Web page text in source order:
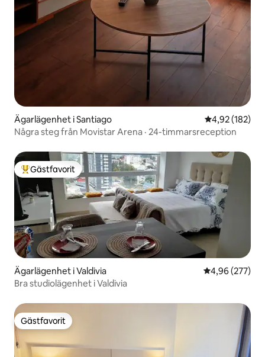
Ägarlägenhet i Santiago 4,92 av 5 i
4,92 (182)
Några steg från Movistar Arena · 24-timmarsreception
Populär gästfavorit
Gästfavorit
Ägarlägenhet i Valdivia 4,96 av 5 i
4,96 (277)
Bra studiolägenhet i Valdivia
Gästfavorit
Gästfavorit